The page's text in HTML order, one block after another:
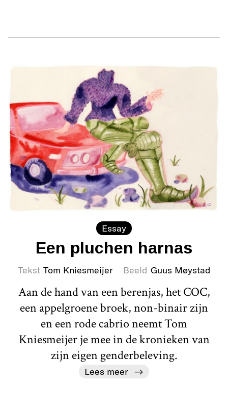
Essay
Een pluchen harnas
Tekst Tom Kniesmeijer Beeld Guus Møystad
Aan de hand van een berenjas, het COC,
een appelgroene broek, non-binair zijn
en een rode cabrio neemt Tom
Kniesmeijer je mee in de kronieken van
zijn eigen genderbeleving.
Lees meer